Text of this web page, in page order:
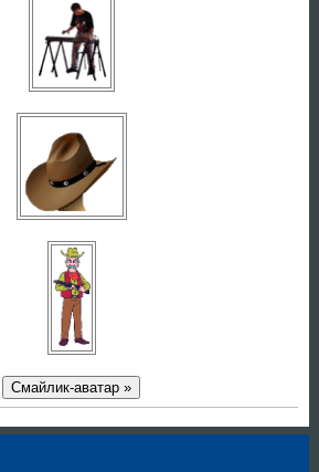
Смайлик-аватар »